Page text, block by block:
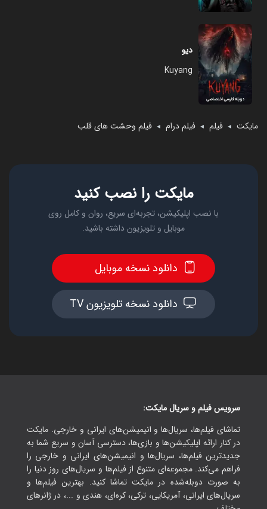
مایکت ◄ فیلم ◄ فیلم درام ◄ فیلم وحشت ها‌ی قلب
دیو
Kuyang
مایکت را نصب کنید
با نصب اپلیکیشن، تجربه‌ای سریع، روان و کامل روی
موبایل و تلویزیون داشته باشید.
دانلود نسخه موبایل
دانلود نسخه تلویزیون TV
سرویس فیلم و سریال مایکت:
تماشای فیلم‌ها، سریال‌ها و انیمیشن‌های ایرانی و خارجی. مایکت
در کنار ارائه اپلیکیشن‌ها و بازی‌ها، دسترسی آسان و سریع شما به
جدیدترین فیلم‌ها، سریال‌ها و انیمیشن‌های ایرانی و خارجی را
فراهم می‌کند. مجموعه‌ای متنوع از فیلم‌ها و سریال‌های روز دنیا را
به صورت دوبله‌شده در مایکت تماشا کنید. بهترین فیلم‌ها و
سریال‌های ایرانی، آمریکایی، ترکی، کره‌ای، هندی و ...، در ژانرهای